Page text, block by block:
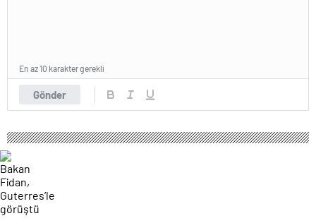
Gönder
En az 10 karakter gerekli